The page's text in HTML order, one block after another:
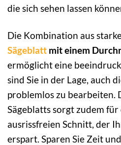
die sich sehen lassen
Die Kombination aus
Sägeblatt mit einem
ermöglicht eine
sind Sie in der Lage, auch
problemlos zu bearbeiten.
Sägeblatts sorgt zudem
ausrissfreien Schnitt, der
erspart. Sparen Sie Zeit